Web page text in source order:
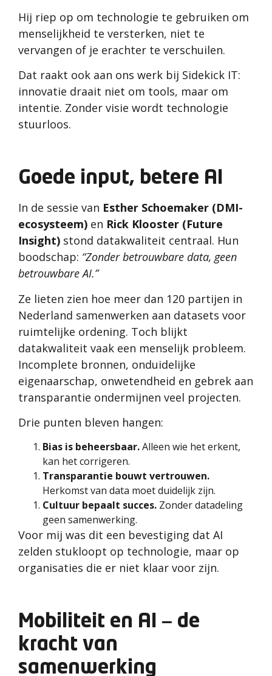
Hij riep op om technologie te gebruiken om
menselijkheid te versterken, niet te
vervangen of je erachter te verschuilen.
Dat raakt ook aan ons werk bij Sidekick IT:
innovatie draait niet om tools, maar om
intentie. Zonder visie wordt technologie
stuurloos.
Goede input, betere AI
In de sessie van Esther Schoemaker (DMI-
ecosysteem) en Rick Klooster (Future
Insight) stond datakwaliteit centraal. Hun
boodschap: “Zonder betrouwbare data, geen
betrouwbare AI.”
Ze lieten zien hoe meer dan 120 partijen in
Nederland samenwerken aan datasets voor
ruimtelijke ordening. Toch blijkt
datakwaliteit vaak een menselijk probleem.
Incomplete bronnen, onduidelijke
eigenaarschap, onwetendheid en gebrek aan
transparantie ondermijnen veel projecten.
Drie punten bleven hangen:
Bias is beheersbaar.Alleen wie het erkent,
kan het corrigeren.
Transparantie bouwt vertrouwen.
Herkomst van data moet duidelijk zijn.
Cultuur bepaalt succes. Zonder datadeling
geen samenwerking.
Voor mij was dit een bevestiging dat AI
zelden stukloopt op technologie, maar op
organisaties die er niet klaar voor zijn.
Mobiliteit en AI – de
kracht van
samenwerking